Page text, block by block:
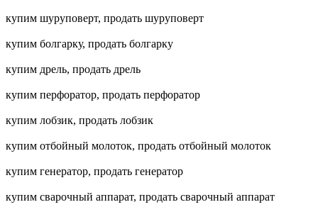
купим шуруповерт, продать шуруповерт
купим болгарку, продать болгарку
купим дрель, продать дрель
купим перфоратор, продать перфоратор
купим лобзик, продать лобзик
купим отбойный молоток, продать отбойный молоток
купим генератор, продать генератор
купим сварочный аппарат, продать сварочный аппарат